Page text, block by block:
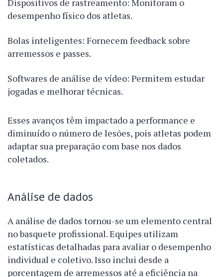
Dispositivos de rastreamento: Monitoram o
desempenho físico dos atletas.
Bolas inteligentes: Fornecem feedback sobre
arremessos e passes.
Softwares de análise de vídeo: Permitem estudar
jogadas e melhorar técnicas.
Esses avanços têm impactado a performance e
diminuído o número de lesões, pois atletas podem
adaptar sua preparação com base nos dados
coletados.
Análise de dados
A análise de dados tornou-se um elemento central
no basquete profissional. Equipes utilizam
estatísticas detalhadas para avaliar o desempenho
individual e coletivo. Isso inclui desde a
porcentagem de arremessos até a eficiência na